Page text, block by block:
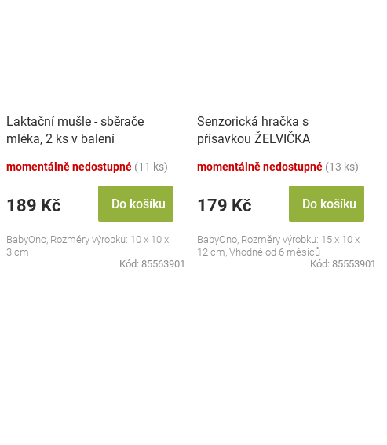
Laktační mušle - sběrače
mléka, 2 ks v balení
momentálně nedostupné (11 ks)
189 Kč Do košíku
BabyOno, Rozměry výrobku: 10 x 10 x
3 cm
Kód: 85563901
Senzorická hračka s
přísavkou ŽELVIČKA
momentálně nedostupné (13 ks)
179 Kč Do košíku
BabyOno, Rozměry výrobku: 15 x 10 x
12 cm, Vhodné od 6 měsíců
Kód: 85553901